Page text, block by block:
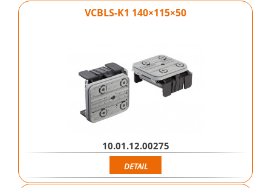
VCBLS-K1 140×115×50
10.01.12.00275
DETAIL